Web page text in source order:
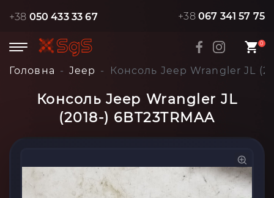
+38 050 433 33 67 +38 067 341 57 75
0
Головна Jeep Консоль Jeep Wrangler JL
Консоль Jeep Wrangler JL
(2018-) 6BT23TRMAA